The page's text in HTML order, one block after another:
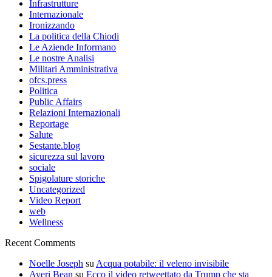
Infrastrutture
Internazionale
Ironizzando
La politica della Chiodi
Le Aziende Informano
Le nostre Analisi
Militari Amministrativa
ofcs.press
Politica
Public Affairs
Relazioni Internazionali
Reportage
Salute
Sestante.blog
sicurezza sul lavoro
sociale
Spigolature storiche
Uncategorized
Video Report
web
Wellness
Recent Comments
Noelle Joseph su Acqua potabile: il veleno invisibile
Averi Bean su Ecco il video retweettato da Trump che sta